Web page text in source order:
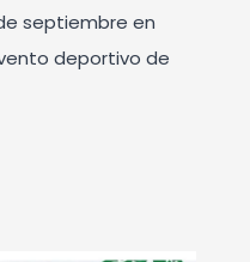
septiembre en
deportivo de